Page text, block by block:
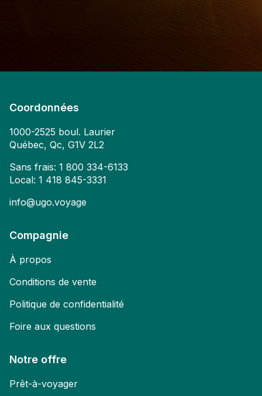
Coordonnées
1000-2525 boul. Laurier
Québec, Qc, G1V 2L2
Sans frais: 1 800 334-6133
Local: 1 418 845-3331
info@ugo.voyage
Compagnie
À propos
Conditions de vente
Politique de confidentialité
Foire aux questions
Notre offre
Prêt-à-voyager